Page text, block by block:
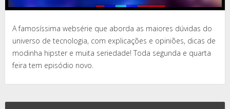
A famosíssima websérie que aborda as maiores dúvidas do
universo de tecnologia, com explicações e opiniões, dicas de
modinha hipster e muita seriedade! Toda segunda e quarta
feira tem episódio novo.